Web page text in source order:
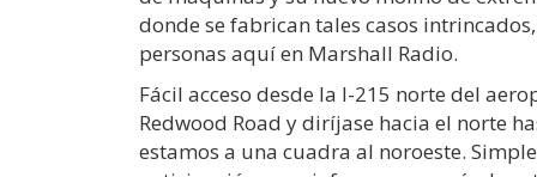
donde se fabrican tales casos
personas aquí en Marshall Radio.
Fácil acceso desde la I-215 norte del
Redwood Road y diríjase hacia el norte
estamos a una cuadra al noroeste.